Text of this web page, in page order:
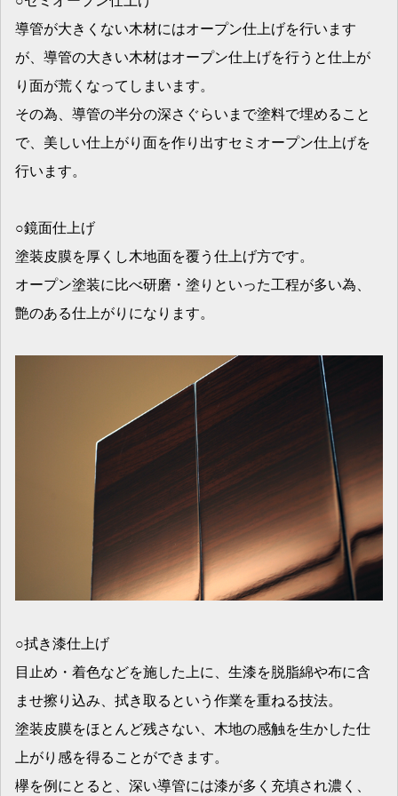
導管が大きくない木材にはオープン仕上げを行います
が、導管の大きい木材はオープン仕上げを行うと仕上が
り面が荒くなってしまいます。
その為、導管の半分の深さぐらいまで塗料で埋めること
で、美しい仕上がり面を作り出すセミオープン仕上げを
行います。
○鏡面仕上げ
塗装皮膜を厚くし木地面を覆う仕上げ方です。
オープン塗装に比べ研磨・塗りといった工程が多い為、
艶のある仕上がりになります。
○拭き漆仕上げ
目止め・着色などを施した上に、生漆を脱脂綿や布に含
ませ擦り込み、拭き取るという作業を重ねる技法。
塗装皮膜をほとんど残さない、木地の感触を生かした仕
上がり感を得ることができます。
欅を例にとると、深い導管には漆が多く充填され濃く、